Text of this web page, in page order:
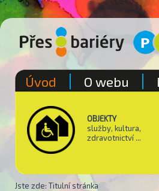
OBJEKTY
služby, kultura,
zdravotnictví ...
Jste zde: Titulní stránka
Úvod O webu